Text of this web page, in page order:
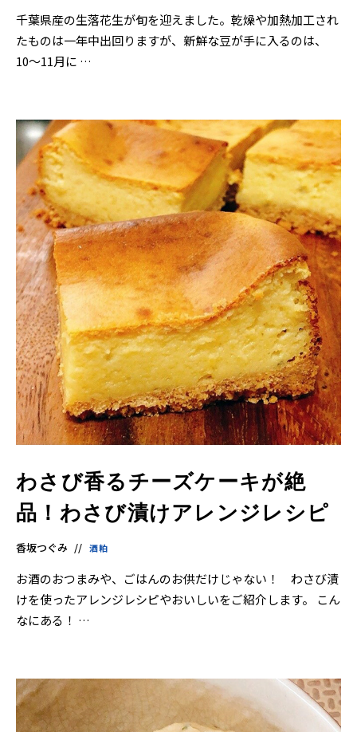
千葉県産の生落花生が旬を迎えました。乾燥や加熱加工され
たものは一年中出回りますが、新鮮な豆が手に入るのは、
10〜11月に …
わさび香るチーズケーキが絶
品！わさび漬けアレンジレシピ
香坂つぐみ 酒粕
お酒のおつまみや、ごはんのお供だけじゃない！ わさび漬
けを使ったアレンジレシピやおいしいをご紹介します。 こん
なにある！ …